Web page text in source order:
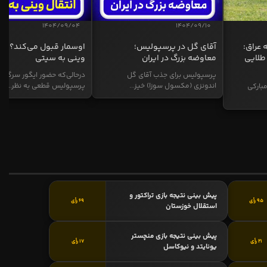
عراق:
1404/09/10
آقای گل در پرسپولیس؛
معاوضه بزرگ در ایران
پرسپولیس برای جذب آقای گل
اندونزی (مکسول سوزا) خیز...
1404/09/04
اوسمار قبول می‌کند؟
وینی به سیتی
درحالی‌که حضور ایگور
پرسپولیس قطعی به نظر...
95 رأی
پیش بینی نتیجه بازی تراکتور و
استقلال خوزستان
69 رأی
21 رأی
پیش بینی نتیجه بازی منچستر
یونایتد و نیوکاسل
17 رأی